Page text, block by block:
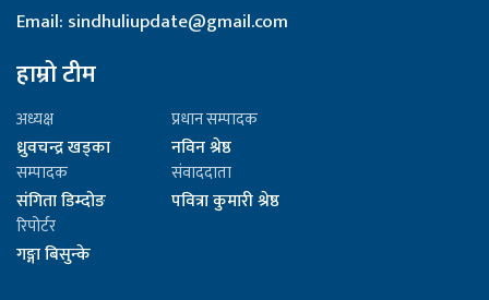
Email: sindhuliupdate@gmail.com
हाम्रो टीम
अध्यक्ष
ध्रुवचन्द्र खड्का
प्रधान सम्पादक
नविन श्रेष्ठ
सम्पादक
संगिता डिम्दोङ
संवाददाता
पवित्रा कुमारी श्रेष्ठ
रिपोर्टर
गङ्गा बिसुन्के